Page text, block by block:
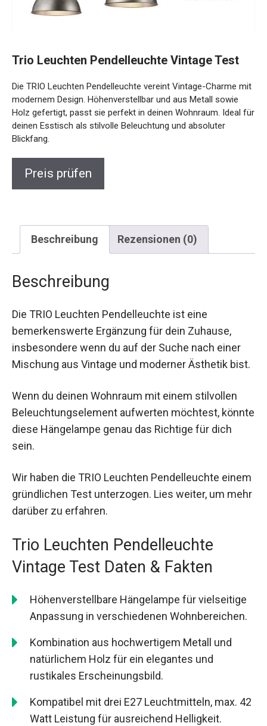
Trio Leuchten Pendelleuchte Vintage Test
Die TRIO Leuchten Pendelleuchte vereint Vintage-Charme mit
modernem Design. Höhenverstellbar und aus Metall sowie
Holz gefertigt, passt sie perfekt in deinen Wohnraum. Ideal für
deinen Esstisch als stilvolle Beleuchtung und absoluter
Blickfang.
Preis prüfen
Beschreibung Rezensionen (0)
Beschreibung
Die TRIO Leuchten Pendelleuchte ist eine
bemerkenswerte Ergänzung für dein Zuhause,
insbesondere wenn du auf der Suche nach einer
Mischung aus Vintage und moderner Ästhetik bist.
Wenn du deinen Wohnraum mit einem stilvollen
Beleuchtungselement aufwerten möchtest, könnte
diese Hängelampe genau das Richtige für dich
sein.
Wir haben die TRIO Leuchten Pendelleuchte einem
gründlichen Test unterzogen. Lies weiter, um mehr
darüber zu erfahren.
Trio Leuchten Pendelleuchte
Vintage Test Daten & Fakten
Höhenverstellbare Hängelampe für vielseitige
Anpassung in verschiedenen Wohnbereichen.
Kombination aus hochwertigem Metall und
natürlichem Holz für ein elegantes und
rustikales Erscheinungsbild.
Kompatibel mit drei E27 Leuchtmitteln, max. 42
Watt Leistung für ausreichend Helligkeit.